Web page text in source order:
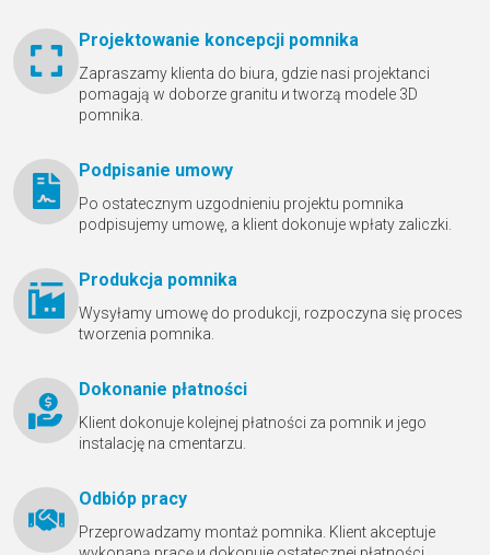
Projektowanie koncepcji pomnika
Zapraszamy klienta do biura, gdzie nasi projektanci
pomagają w doborze granitu и tworzą modele 3D
pomnika.
Podpisanie umowy
Po ostatecznym uzgodnieniu projektu pomnika
podpisujemy umowę, a klient dokonuje wpłaty zaliczki.
Produkcja pomnika
Wysyłamy umowę do produkcji, rozpoczyna się proces
tworzenia pomnika.
Dokonanie płatności
Klient dokonuje kolejnej płatności za pomnik и jego
instalację na cmentarzu.
Odbióр pracy
Przeprowadzamy montaż pomnika. Klient akceptuje